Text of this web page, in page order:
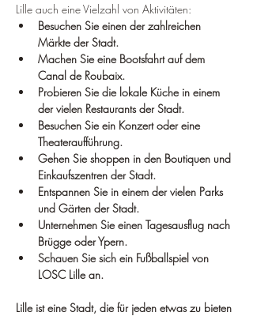
Lille auch eine Vielzahl von Aktivitäten:
Besuchen Sie einen der zahlreichen
Märkte der Stadt.
Machen Sie eine Bootsfahrt auf dem
Canal de Roubaix.
Probieren Sie die lokale Küche in einem
der vielen Restaurants der Stadt.
Besuchen Sie ein Konzert oder eine
Theateraufführung.
Gehen Sie shoppen in den Boutiquen und
Einkaufszentren der Stadt.
Entspannen Sie in einem der vielen Parks
und Gärten der Stadt.
Unternehmen Sie einen Tagesausflug nach
Brügge oder Ypern.
Schauen Sie sich ein Fußballspiel von
LOSC Lille an.
Lille ist eine Stadt, die für jeden etwas zu bieten